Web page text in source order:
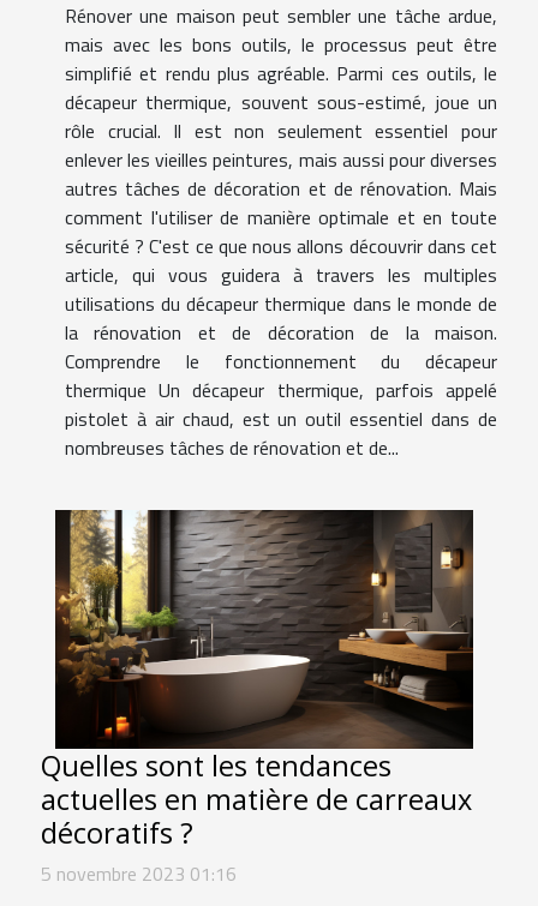
Rénover une maison peut sembler une tâche ardue,
mais avec les bons outils, le processus peut être
simplifié et rendu plus agréable. Parmi ces outils, le
décapeur thermique, souvent sous-estimé, joue un
rôle crucial. Il est non seulement essentiel pour
enlever les vieilles peintures, mais aussi pour diverses
autres tâches de décoration et de rénovation. Mais
comment l'utiliser de manière optimale et en toute
sécurité ? C'est ce que nous allons découvrir dans cet
article, qui vous guidera à travers les multiples
utilisations du décapeur thermique dans le monde de
la rénovation et de décoration de la maison.
Comprendre le fonctionnement du décapeur
thermique Un décapeur thermique, parfois appelé
pistolet à air chaud, est un outil essentiel dans de
nombreuses tâches de rénovation et de...
Quelles sont les tendances
actuelles en matière de carreaux
décoratifs ?
5 novembre 2023 01:16